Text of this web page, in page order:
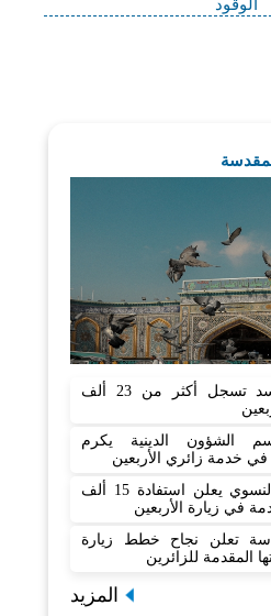
الوقود
شعبة فاطمة بنت أسد تسجل أكثر من 23 ألف
الشؤون الدينية يكرم
في خدمة زائري الأربعين
معهد القرآن الكريم النسوي يعلن استفادة 15 ألف
في زيارة الأربعين
تعلن نجاح خطط زيارة
المقدمة للزائرين
المزيد